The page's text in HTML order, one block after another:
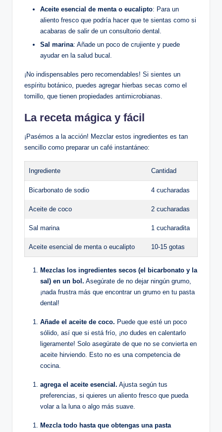
Aceite esencial de menta o eucalipto: Para un
aliento fresco que podría hacer que te sientas como si
acabaras de salir de un consultorio dental.
Sal marina: Añade un poco de crujiente y puede
ayudar en la salud bucal.
¡No indispensables pero recomendables! Si sientes un
espíritu botánico, puedes agregar hierbas secas como el
tomillo, que tienen propiedades antimicrobianas.
La receta mágica y fácil
¡Pasémos a la acción! Mezclar estos ingredientes es tan
sencillo como preparar un café instantáneo:
Ingrediente Cantidad
Bicarbonato de sodio 4 cucharadas
Aceite de coco 2 cucharadas
Sal marina 1 cucharadita
Aceite esencial de menta o eucalipto 10-15 gotas
Mezclas los ingredientes secos (el bicarbonato y la
sal) en un bol. Asegúrate de no dejar ningún grumo,
¡nada frustra más que encontrar un grumo en tu pasta
dental!
Añade el aceite de coco. Puede que esté un poco
sólido, así que si está frío, ¡no dudes en calentarlo
ligeramente! Solo asegúrate de que no se convierta en
aceite hirviendo. Esto no es una competencia de
cocina.
agrega el aceite esencial. Ajusta según tus
preferencias, si quieres un aliento fresco que pueda
volar a la luna o algo más suave.
Mezcla todo hasta que obtengas una pasta